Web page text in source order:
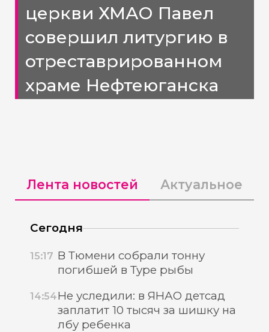
церкви ХМАО Павел
совершил литургию в
отреставрированном
храме Нефтеюганска
Лента новостей Актуальное
Сегодня
15:17 В Тюмени собрали тонну
погибшей в Туре рыбы
14:54Не уследили: в ЯНАО детсад
заплатит 10 тысяч за шишку на
лбу ребенка